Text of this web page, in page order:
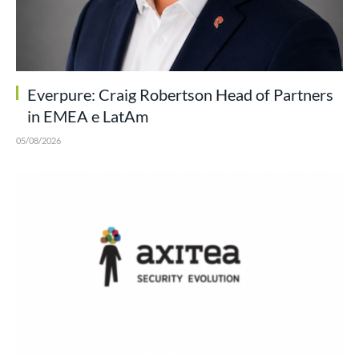
Everpure: Craig Robertson Head of Partners
in EMEA e LatAm
05/08/2026